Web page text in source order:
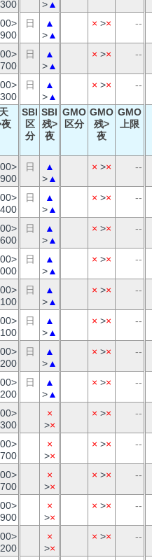
>▲
日
▲
>▲
× >× --
日
▲
>▲
× >× --
日
▲
>▲
× >× --
SBI
区
分
SBI
残>
夜
GMO
区分
GMO
残>
夜
GMO
上限
日
▲
>▲
× >× --
日
▲
>▲
× >× --
日
▲
>▲
× >× --
日
▲
>▲
× >× --
日
▲
>▲
× >× --
日
▲
>▲
× >× --
日
▲
>▲
× >× --
日
▲
>▲
× >× --
×
>×
× >× --
×
>×
× >× --
×
>×
× >× --
×
>×
× >× --
×
>×
× >× --